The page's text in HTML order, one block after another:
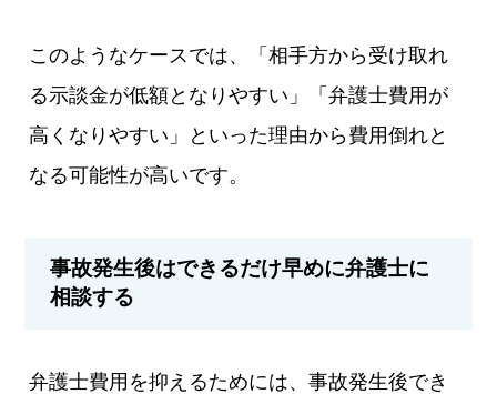
このようなケースでは、「相手方から受け取れ
る示談金が低額となりやすい」「弁護士費用が
高くなりやすい」といった理由から費用倒れと
なる可能性が高いです。
事故発生後はできるだけ早めに弁護士に
相談する
弁護士費用を抑えるためには、事故発生後でき